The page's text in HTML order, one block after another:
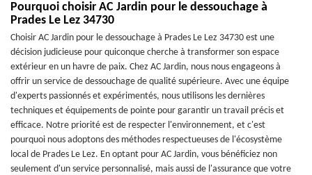
Pourquoi choisir AC Jardin pour le dessouchage à
Prades Le Lez 34730
Choisir AC Jardin pour le dessouchage à Prades Le Lez 34730 est une
décision judicieuse pour quiconque cherche à transformer son espace
extérieur en un havre de paix. Chez AC Jardin, nous nous engageons à
offrir un service de dessouchage de qualité supérieure. Avec une équipe
d'experts passionnés et expérimentés, nous utilisons les dernières
techniques et équipements de pointe pour garantir un travail précis et
efficace. Notre priorité est de respecter l'environnement, et c'est
pourquoi nous adoptons des méthodes respectueuses de l'écosystème
local de Prades Le Lez. En optant pour AC Jardin, vous bénéficiez non
seulement d'un service personnalisé, mais aussi de l'assurance que votre